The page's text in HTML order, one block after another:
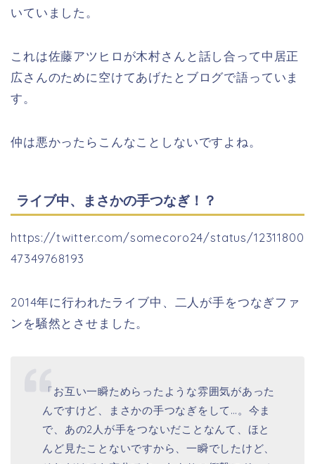
いていました。
これは佐藤アツヒロが木村さんと話し合って中居正
広さんのために空けてあげたとブログで語っていま
す。
仲は悪かったらこんなことしないですよね。
ライブ中、まさかの手つなぎ！？
https://twitter.com/somecoro24/status/12311800
47349768193
2014年に行われたライブ中、二人が手をつなぎファ
ンを騒然とさせました。
「お互い一瞬ためらったような雰囲気があった
んですけど、まさかの手つなぎをして…。 今ま
で、あの2人が手をつないだことなんて、ほと
んど見たことないですから、一瞬でしたけど、